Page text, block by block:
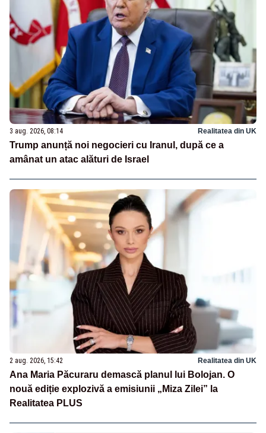
3 aug. 2026, 08:14 Realitatea din UK
Trump anunță noi negocieri cu Iranul, după ce a
amânat un atac alături de Israel
2 aug. 2026, 15:42 Realitatea din UK
Ana Maria Păcuraru demască planul lui Bolojan. O
nouă ediție explozivă a emisiunii „Miza Zilei” la
Realitatea PLUS